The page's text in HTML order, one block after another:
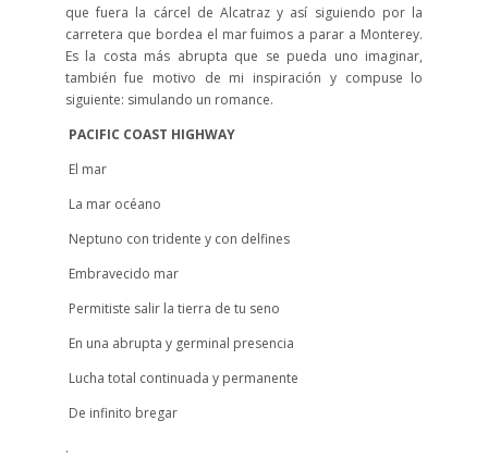
que fuera la cárcel de Alcatraz y así siguiendo por la
carretera que bordea el mar fuimos a parar a Monterey.
Es la costa más abrupta que se pueda uno imaginar,
también fue motivo de mi inspiración y compuse lo
siguiente: simulando un romance.
PACIFIC COAST HIGHWAY
El mar
La mar océano
Neptuno con tridente y con delfines
Embravecido mar
Permitiste salir la tierra de tu seno
En una abrupta y germinal presencia
Lucha total continuada y permanente
De infinito bregar
.